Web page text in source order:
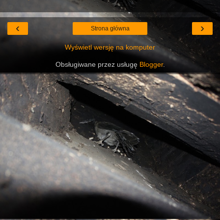
‹ ›
Strona główna
Wyświetl wersję na komputer
Obsługiwane przez usługę Blogger.